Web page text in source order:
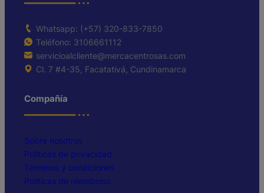
Whatsapp: (+57) 320-833-7850
Teléfono: 3106661112
servicioalcliente@mercacentrosas.com
Cl. 7 #4-35, Facatativá, Cundinamarca
Compañía
Sobre nosotros
Políticas de privacidad
Términos y condiciones
Políticas de reembolso